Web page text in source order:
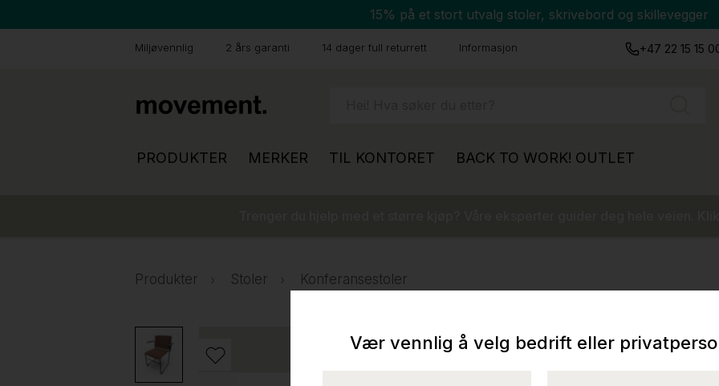
15% på et stort utvalg stoler, skrivebord og skillevegger
Miljøvennlig 2 års garanti 14 dager full returrett Informasjon +47 22 15 15
PRODUKTER MERKER TIL KONTORET BACK TO WORK! OUTLET
Produkter Stoler Konferansestoler
Vær vennlig å velg bedrift eller